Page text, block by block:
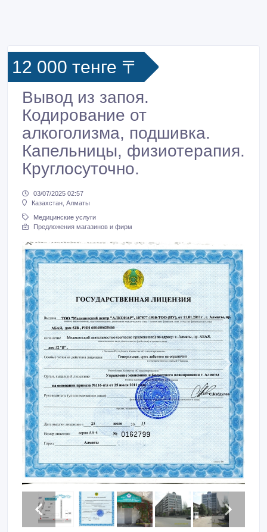
12 000 тенге 〒
Вывод из запоя.
Кодирование от
алкоголизма, подшивка.
Капельницы, физиотерапия.
Круглосуточно.
03/07/2025 02:57
Казахстан, Алматы
Медицинские услуги
Предложения магазинов и фирм